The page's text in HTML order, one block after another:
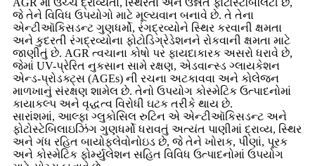
AGR માં ઉચ્ચ દ્રાવ્યતા, સ્થિરતા અને ઉન્નત ફોટોસ્ટેબિલિટી છે,
જે તેને વિવિધ ઉપયોગો માટે મૂલ્યવાન બનાવે છે. તે તેના
એન્ટીઑકિસડન્ટ ગુણધર્મો, રંગદ્રવ્યોને સ્થિર કરવાની ક્ષમતા
અને કુદરતી રંગદ્રવ્યોના ફોટોડિગ્રેડેશનને રોકવાની ક્ષમતા માટે
જાણીતું છે. AGR ત્વચાના કોષો પર ફાયદાકારક અસરો ધરાવે છે,
જેમાં UV-પ્રેરિત નુકસાન સામે રક્ષણ, એડવાન્સ્ડ ગ્લાયકેશન
એન્ડ-પ્રોડક્ટ્સ (AGEs) ની રચના અટકાવવા અને કોલેજન
માળખાનું સંરક્ષણ શામેલ છે. તેનો ઉપયોગ કોસ્મેટિક ઉત્પાદનોમાં
કાયાકલ્પ અને વૃદ્ધત્વ વિરોધી ઘટક તરીકે થાય છે.
સારાંશમાં, આલ્ફા ગ્લુકોસિલ રુટિન એ એન્ટીઑકિસડન્ટ અને
ફોટોસ્ટેબિલાઇઝિંગ ગુણધર્મો ધરાવતું અત્યંત પાણીમાં દ્રાવ્ય, સ્થિર
અને ગંધ રહિત બાયોફ્લેવોનોઇડ છે, જે તેને ખોરાક, પીણાં, પૂરક
અને કોસ્મેટિક ફોર્મ્યુલેશન સહિત વિવિધ ઉત્પાદનોમાં ઉપયોગ